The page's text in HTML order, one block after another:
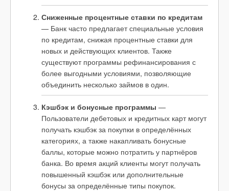
Сниженные процентные ставки по кредитам
— Банк часто предлагает специальные условия
по кредитам, снижая процентные ставки для
новых и действующих клиентов. Также
существуют программы рефинансирования с
более выгодными условиями, позволяющие
объединить несколько займов в один.
Кэшбэк и бонусные программы —
Пользователи дебетовых и кредитных карт могут
получать кэшбэк за покупки в определённых
категориях, а также накапливать бонусные
баллы, которые можно потратить у партнёров
банка. Во время акций клиенты могут получать
повышенный кэшбэк или дополнительные
бонусы за определённые типы покупок.